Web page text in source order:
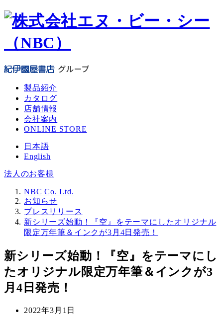
メ
イ
テ
製品紹介
カタログ
店舗情報
会社案内
ONLINE STORE
日本語
English
法人のお客様
NBC Co. Ltd.
お知らせ
プレスリリース
新シリーズ始動！『空』をテーマにしたオリジナル
限定万年筆＆インクが3月4日発売！
新シリーズ始動！『空』をテーマにし
たオリジナル限定万年筆＆インクが3
月4日発売！
投
2022年3月1日